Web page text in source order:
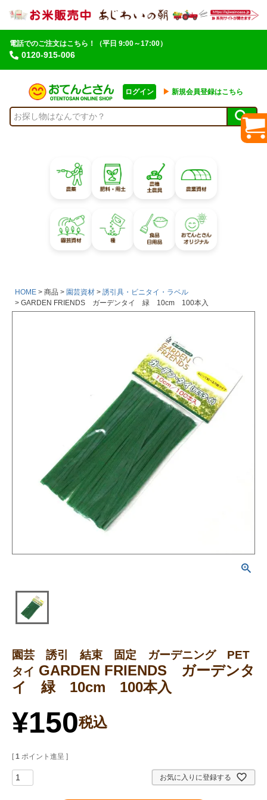
電話でのご注文はこちら！
0120-915-006
（平日 9:00～17:00）
ログイン ▶︎ 新規会員登録はこちら
HOME 商品 園芸資材
誘引具・ビニタイ・ラベル
GARDEN FRIENDS ガーデンタイ 緑 10cm 100本入
園芸 誘引 結束 固定 ガーデニング PET
タイ GARDEN FRIENDS ガーデンタ
イ 緑 10cm 100本入
¥150税込
[ 1 ポイント進呈 ]
お気に入りに登録する